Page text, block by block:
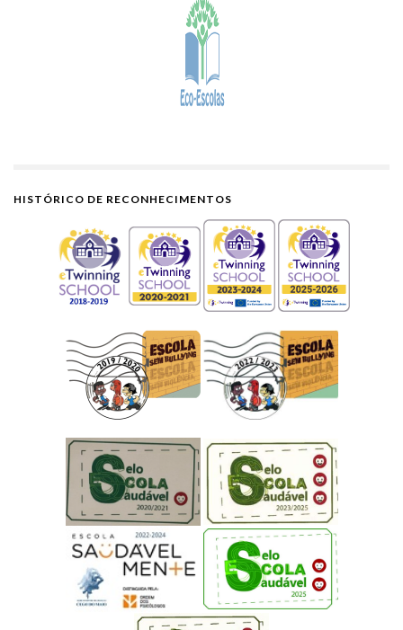
HISTÓRICO DE RECONHECIMENTOS